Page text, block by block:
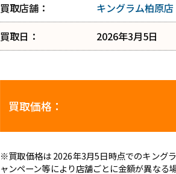
買取店舗：
キングラム柏原店
買取日：
2026年3月5日
買取価格：
※買取価格は 2026年3月5日時点でのキング
ャンペーン等により店舗ごとに金額が異なる